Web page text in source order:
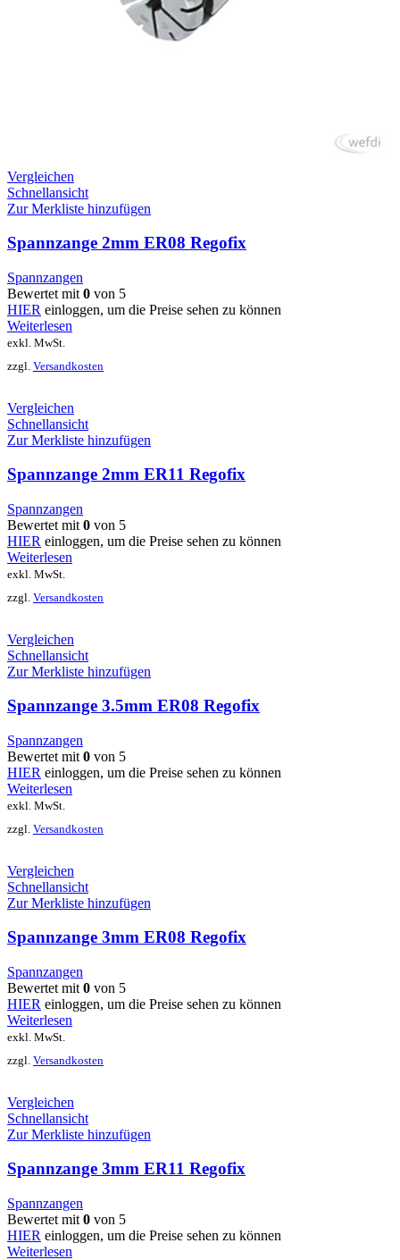
Vergleichen
Schnellansicht
Zur Merkliste hinzufügen
Spannzange 2mm ER08 Regofix
Spannzangen
Bewertet mit 0 von 5
HIER einloggen, um die Preise sehen zu können
Weiterlesen
exkl. MwSt.
zzgl. Versandkosten
Vergleichen
Schnellansicht
Zur Merkliste hinzufügen
Spannzange 2mm ER11 Regofix
Spannzangen
Bewertet mit 0 von 5
HIER einloggen, um die Preise sehen zu können
Weiterlesen
exkl. MwSt.
zzgl. Versandkosten
Vergleichen
Schnellansicht
Zur Merkliste hinzufügen
Spannzange 3.5mm ER08 Regofix
Spannzangen
Bewertet mit 0 von 5
HIER einloggen, um die Preise sehen zu können
Weiterlesen
exkl. MwSt.
zzgl. Versandkosten
Vergleichen
Schnellansicht
Zur Merkliste hinzufügen
Spannzange 3mm ER08 Regofix
Spannzangen
Bewertet mit 0 von 5
HIER einloggen, um die Preise sehen zu können
Weiterlesen
exkl. MwSt.
zzgl. Versandkosten
Vergleichen
Schnellansicht
Zur Merkliste hinzufügen
Spannzange 3mm ER11 Regofix
Spannzangen
Bewertet mit 0 von 5
HIER einloggen, um die Preise sehen zu können
Weiterlesen